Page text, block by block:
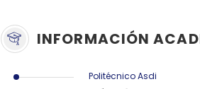
INFORMACIÓN
Politécnico Asdi